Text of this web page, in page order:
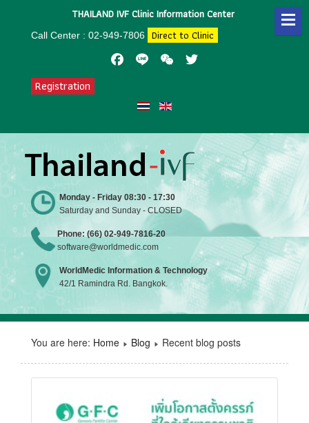
THAILAND IVF Clinic Information Center
Call Center : 02-949-7806 Direct to Clinic
Registration
Monday - Friday 08:30 - 17:30
Saturday and Sunday - CLOSED
Phone: (66) 02-949-7816-20
software@worldmedic.com
WorldMedic Information & Technology
42/1 Ramindra Rd. Bangkok.
You are here: Home Blog Recent blog posts